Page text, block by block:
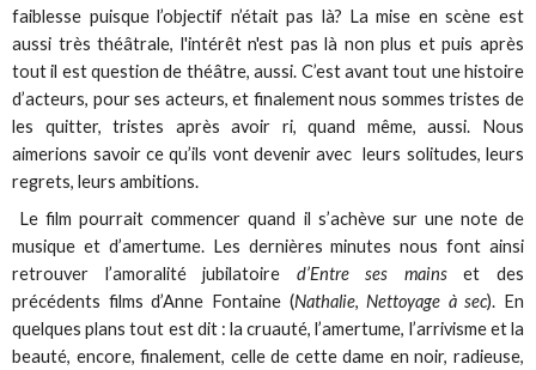
faiblesse puisque l’objectif n’était pas là? La mise en scène est
aussi très théâtrale, l'intérêt n'est pas là non plus et puis après
tout il est question de théâtre, aussi. C’est avant tout une histoire
d’acteurs, pour ses acteurs, et finalement nous sommes tristes de
les quitter, tristes après avoir ri, quand même, aussi. Nous
aimerions savoir ce qu’ils vont devenir avec leurs solitudes, leurs
regrets, leurs ambitions.
Le film pourrait commencer quand il s’achève sur une note de
musique et d’amertume. Les dernières minutes nous font ainsi
retrouver l’amoralité jubilatoire d’Entre ses mainset des
précédents films d’Anne Fontaine (Nathalie,Nettoyage à sec). En
quelques plans tout est dit : la cruauté, l’amertume, l’arrivisme et la
beauté, encore, finalement, celle de cette dame en noir, radieuse,